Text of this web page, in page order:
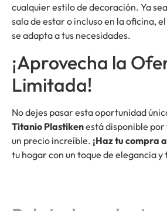
cualquier estilo de decoración. Ya
sala de estar o incluso en la oficina,
se adapta a tus necesidades.
¡Aprovecha la
Limitada!
No dejes pasar esta oportunidad
Titanio Plastikenestá disponible
un precio increíble. ¡Haz tu compra
tu hogar con un toque de elegancia y